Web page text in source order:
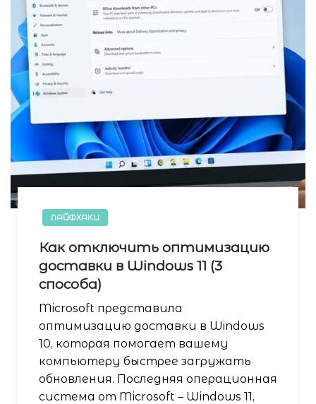
ЛАЙФХАКИ
Как отключить оптимизацию
доставки в Windows 11 (3
способа)
Microsoft представила
оптимизацию доставки в Windows
10, которая помогает вашему
компьютеру быстрее загружать
обновления. Последняя операционная
система от Microsoft – Windows 11,